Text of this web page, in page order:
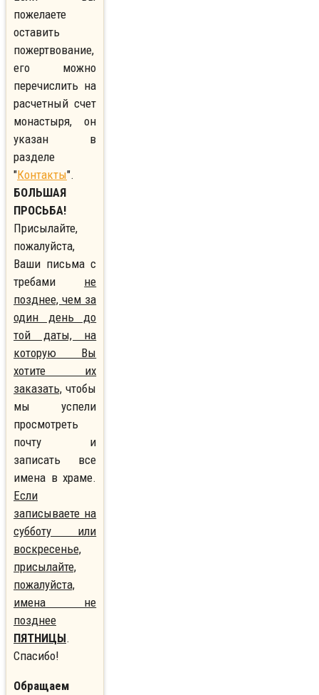
пожелаете
оставить
пожертвование,
его можно
перечислить на
расчетный счет
монастыря, он
указан в
разделе
"Контакты".
БОЛЬШАЯ
ПРОСЬБА!
Присылайте,
пожалуйста,
Ваши письма с
требами не
позднее, чем за
один день до
той даты, на
которую Вы
хотите их
заказать, чтобы
мы успели
просмотреть
почту и
записать все
имена в храме.
Если
записываете на
субботу или
воскресенье,
присылайте,
пожалуйста,
имена не
позднее
ПЯТНИЦЫ.
Спасибо!
Обращаем